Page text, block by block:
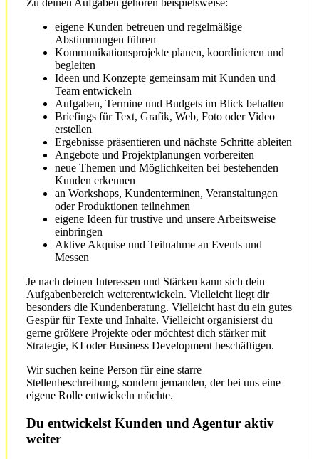
Zu deinen Aufgaben gehören beispielsweise:
eigene Kunden betreuen und regelmäßige
Abstimmungen führen
Kommunikationsprojekte planen, koordinieren und
begleiten
Ideen und Konzepte gemeinsam mit Kunden und
Team entwickeln
Aufgaben, Termine und Budgets im Blick behalten
Briefings für Text, Grafik, Web, Foto oder Video
erstellen
Ergebnisse präsentieren und nächste Schritte ableiten
Angebote und Projektplanungen vorbereiten
neue Themen und Möglichkeiten bei bestehenden
Kunden erkennen
an Workshops, Kundenterminen, Veranstaltungen
oder Produktionen teilnehmen
eigene Ideen für trustive und unsere Arbeitsweise
einbringen
Aktive Akquise und Teilnahme an Events und
Messen
Je nach deinen Interessen und Stärken kann sich dein
Aufgabenbereich weiterentwickeln. Vielleicht liegt dir
besonders die Kundenberatung. Vielleicht hast du ein gutes
Gespür für Texte und Inhalte. Vielleicht organisierst du
gerne größere Projekte oder möchtest dich stärker mit
Strategie, KI oder Business Development beschäftigen.
Wir suchen keine Person für eine starre
Stellenbeschreibung, sondern jemanden, der bei uns eine
eigene Rolle entwickeln möchte.
Du entwickelst Kunden und Agentur aktiv
weiter